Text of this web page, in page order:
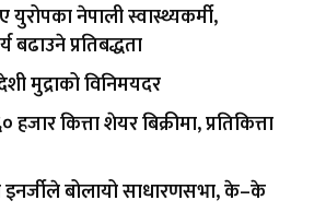
नेपाली स्वास्थ्यकर्मी,
प्रतिबद्धता
मुद्राको विनिमयदर
कित्ता शेयर बिक्रीमा, प्रतिकित्ता
इनर्जीले बोलायो साधारणसभा, के–के